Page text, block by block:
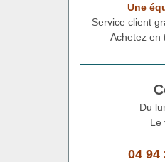
Une
Service client
Achetez en
Du
Le
04 94